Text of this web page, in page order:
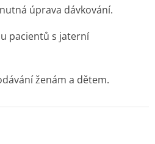
úprava dávkování.
pacientů s jaterní
ženám a dětem.